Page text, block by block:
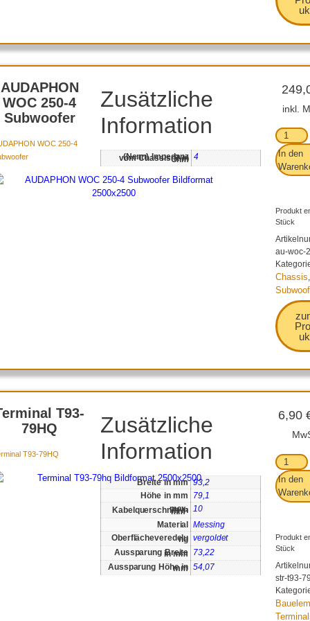
AUDAPHON
WOC 250-4
Subwoofer
WOC 250-4
Zusätzliche
Information
(Nenn) Impedanz vom Chassis R in Ohm 4
inkl.
In den
Produkt
Stück
au-woc-
Chassis,
T93-
79HQ
T93-79HQ
Zusätzliche
Information
Breite in mm 93,2
Höhe in mm
79,1
max. Kabelquerschnitt in mm² 10
Material
Messing
Oberflächeveredelung vergoldet
Aussparung Breite in mm 73,22
Aussparung Höhe in mm 54,07
6,90
In den
Produkt
Stück
str-t93-